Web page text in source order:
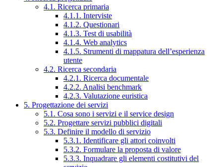
4.1. Ricerca primaria
4.1.1. Interviste
4.1.2. Questionari
4.1.3. Test di usabilità
4.1.4. Web analytics
4.1.5. Strumenti di mappatura dell’esperienza
utente
4.2. Ricerca secondaria
4.2.1. Ricerca documentale
4.2.2. Analisi benchmark
4.2.3. Valutazione euristica
5. Progettazione dei servizi
5.1. Cosa sono i servizi e il service design
5.2. Progettare servizi pubblici digitali
5.3. Definire il modello di servizio
5.3.1. Identificare gli attori coinvolti
5.3.2. Formulare la proposta di valore
5.3.3. Inquadrare gli elementi costitutivi del